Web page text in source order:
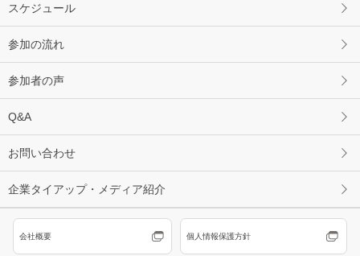
スケジュール
参加の流れ
参加者の声
Q&A
お問い合わせ
企業タイアップ・メディア紹介
会社概要 個人情報保護方針